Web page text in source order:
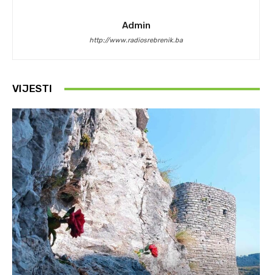
Admin
http://www.radiosrebrenik.ba
VIJESTI